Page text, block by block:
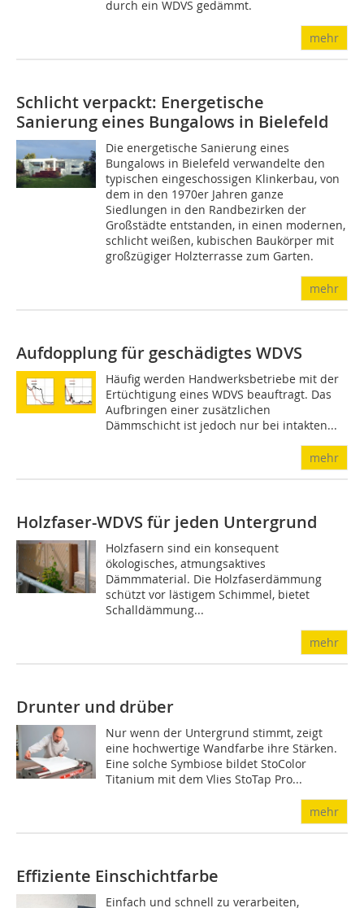
durch ein WDVS gedämmt.
mehr
Schlicht verpackt: Energetische
Sanierung eines Bungalows in Bielefeld
Die energetische Sanierung eines
Bungalows in Bielefeld verwandelte den
typischen eingeschossigen Klinkerbau, von
dem in den 1970er Jahren ganze
Siedlungen in den Randbezirken der
Großstädte entstanden, in einen modernen,
schlicht weißen, kubischen Baukörper mit
großzügiger Holzterrasse zum Garten.
mehr
Aufdopplung für geschädigtes WDVS
Häufig werden Handwerksbetriebe mit der
Ertüchtigung eines WDVS beauftragt. Das
Aufbringen einer zusätzlichen
Dämmschicht ist jedoch nur bei intakten...
mehr
Holzfaser-WDVS für jeden Untergrund
Holzfasern sind ein konsequent
ökologisches, atmungsaktives
Dämmmaterial. Die Holzfaserdämmung
schützt vor lästigem Schimmel, bietet
Schalldämmung...
mehr
Drunter und drüber
Nur wenn der Untergrund stimmt, zeigt
eine hochwertige Wandfarbe ihre Stärken.
Eine solche Symbiose bildet StoColor
Titanium mit dem Vlies StoTap Pro...
mehr
Effiziente Einschichtfarbe
Einfach und schnell zu verarbeiten,